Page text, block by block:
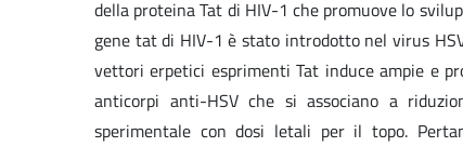
della proteina Tat di HIV-1 che promuove lo
gene tat di HIV-1 è stato introdotto nel virus
vettori erpetici esprimenti Tat induce ampie e
anticorpi anti-HSV che si associano a
sperimentale con dosi letali per il topo.